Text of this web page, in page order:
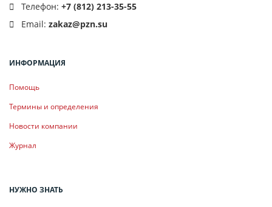
Телефон: +7 (812) 213-35-55
Email: zakaz@pzn.su
ИНФОРМАЦИЯ
Помощь
Термины и определения
Новости компании
Журнал
НУЖНО ЗНАТЬ